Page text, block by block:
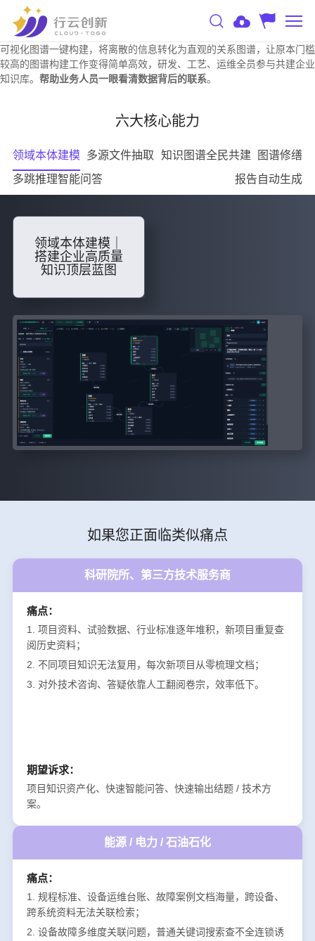
可视化图谱一键构建，将离散的信息转化为直观的关系图谱，让原本门槛
较高的图谱构建工作变得简单高效，研发、工艺、运维全员参与共建企业
知识库。 帮助业务人员一眼看清数据背后的联系。
六大核心能力
领域本体建模 多源文件抽取 知识图谱全民共建
图谱修缮
多跳推理智能问答
报告自动生成
领域本体建模｜
搭建企业高质量
知识顶层蓝图
如果您正面临类似痛点
科研院所、第三方技术服务商
痛点：
1. 项目资料、试验数据、行业标准逐年堆积，新项目重复查
阅历史资料；
2. 不同项目知识无法复用，每次新项目从零梳理文档；
3. 对外技术咨询、答疑依靠人工翻阅卷宗，效率低下。
期望诉求：
项目知识资产化、快速智能问答、快速输出结题 / 技术方
案。
能源 / 电力 / 石油石化
痛点：
1. 规程标准、设备运维台账、故障案例文档海量，跨设备、
跨系统资料无法关联检索；
2. 设备故障多维度关联问题，普通关键词搜索查不全连锁诱